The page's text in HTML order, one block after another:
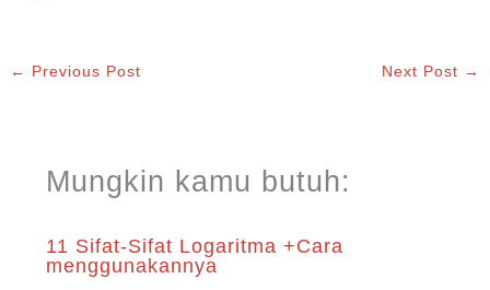
← Previous Post Next Post →
Mungkin kamu butuh:
11 Sifat-Sifat Logaritma +Cara
menggunakannya